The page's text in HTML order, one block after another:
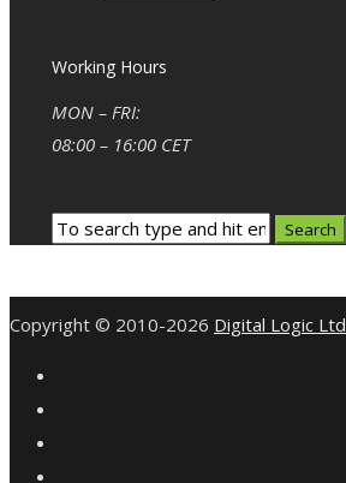
Working Hours
MON – FRI:
08:00 – 16:00 CET
Copyright © 2010-2026 Digital Logic Ltd